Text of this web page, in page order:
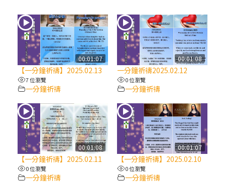
(2)黃敏正主教帶你做「四旬期避靜」—【逾
越的智慧】：七項齋戒的意義與益處
【信仰之旅】第九集：「如果你的痛苦比快
樂多」—歐義明神父 / 應芝莉老師
(1)黃敏正主教帶你做「四旬期避靜」—【逾
越的智慧】：聖方濟的靈修，「不占為己
有」
【信仰之旅】第八集：「耶穌為什麼降生到
人世」—高樂祈修女
00:01:07
【一分鐘祈禱】2025.02.13
7 位瀏覽
一分鐘祈禱
00:01:08
一分鐘祈禱2025.02.12
0 位瀏覽
一分鐘祈禱
00:01:08
【一分鐘祈禱】2025.02.11
0 位瀏覽
一分鐘祈禱
00:01:07
【一分鐘祈禱】2025.02.10
0 位瀏覽
一分鐘祈禱